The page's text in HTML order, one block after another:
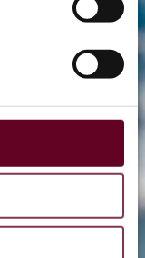
Coaster
DE